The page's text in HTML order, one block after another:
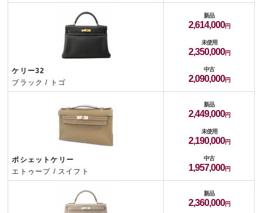
ケリー32
ブラック / トゴ
新品
2,614,000
未使用
2,350,000
中古
2,090,000
ポシェットケリー
エトゥープ / スイフト
新品
2,449,000
未使用
2,190,000
中古
1,957,000
新品
2,360,000